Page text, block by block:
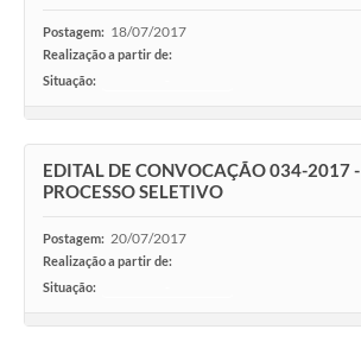
Postagem: 18/07/2017
Realização a partir de:
Situação:
EDITAL DE CONVOCAÇÃO 034-2017 -
PROCESSO SELETIVO
Postagem: 20/07/2017
Realização a partir de:
Situação: